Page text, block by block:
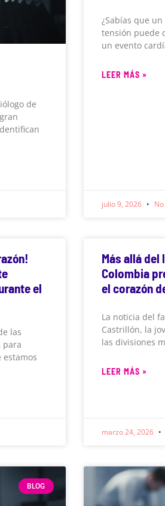
de
¿Sabías que
tensión puede
un evento
LEER MÁS »
julio 9, 2026
el
las
para
estamos
Más allá
Colombia
el corazón
La noticia del
Castrillón, la
las divisiones
LEER MÁS »
marzo 24, 2026
BLOG